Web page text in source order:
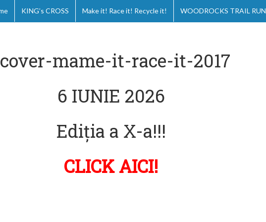
KING’s CROSS Make it! Race it! Recycle it! WOODROCKS TRAIL RUN
6 IUNIE 2026
Ediția a X-a!!!
CLICK AICI!